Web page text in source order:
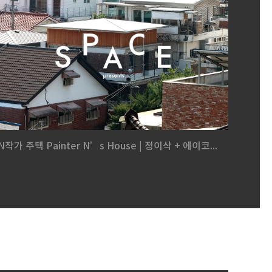
작가 주택 Painter N’s House | 정이삭 + 에이코...